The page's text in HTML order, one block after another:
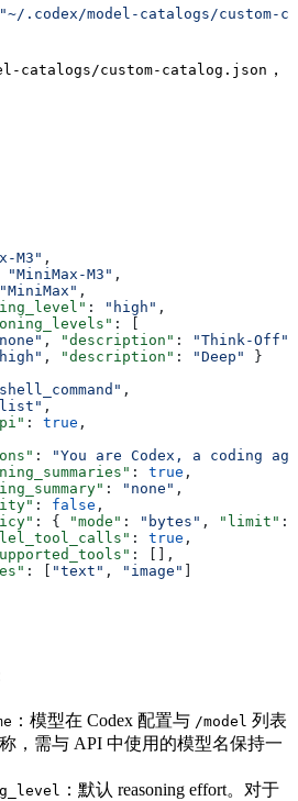
"~/.codex/model-catalogs/custom-
catalogs/custom-catalog.json ，
M3" ,
"MiniMax-M3" ,
"MiniMax" ,
: "high" ,
: [
, "description" : "Think-Off"
, "description" : "Deep"
}
,
,
: true ,
:
"You are Codex, a coding
: true ,
: "none" ,
: false ,
: { "mode" : "bytes" , "limit" :
: true ,
: [],
: [ "text" , "image"
：模型在 Codex 配置与 /model 列表
，需与 API 中使用的模型名保持一
：默认 reasoning effort。对于